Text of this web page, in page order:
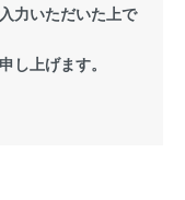
力いただいた上で
し上げます。